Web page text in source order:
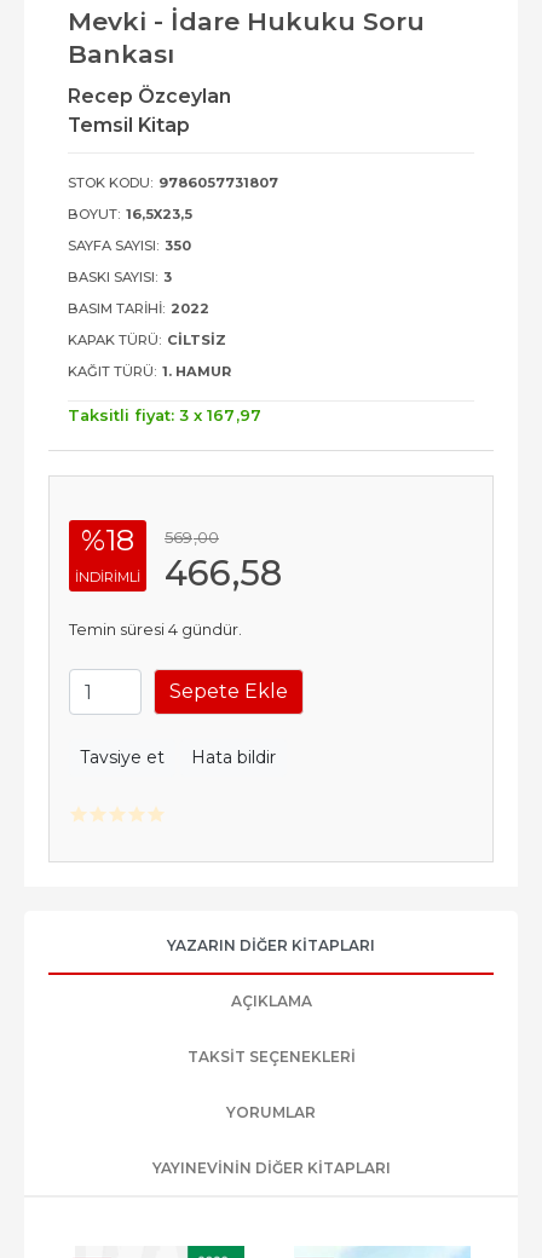
Mevki - İdare Hukuku Soru
Bankası
Recep Özceylan
Temsil Kitap
STOK KODU: 9786057731807
BOYUT: 16,5X23,5
SAYFA SAYISI: 350
BASKI SAYISI: 3
BASIM TARIHI: 2022
KAPAK TÜRÜ: CILTSIZ
KAĞIT TÜRÜ: 1. HAMUR
Taksitli fiyat: 3 x 167 ,97
%18
INDIRIMLI
569,00
466,58
Temin süresi 4 gündür.
Sepete Ekle
Tavsiye et Hata bildir
YAZARIN DIĞER KITAPLARI
AÇIKLAMA
TAKSIT SEÇENEKLERI
YORUMLAR
YAYINEVININ DIĞER KITAPLARI